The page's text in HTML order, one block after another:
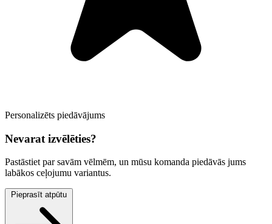
Personalizēts piedāvājums
Nevarat izvēlēties?
Pastāstiet par savām vēlmēm, un mūsu komanda piedāvās jums
labākos ceļojumu variantus.
Pieprasīt atpūtu